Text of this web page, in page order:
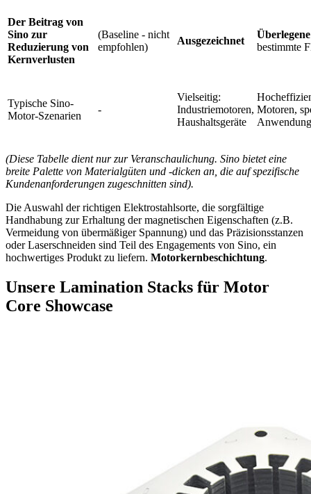
Der Beitrag von
Sino zur
Reduzierung von
Kernverlusten
(Baseline - nicht
empfohlen)
Ausgezeichnet
Überlegene
bestimmte
Typische Sino-
Motor-Szenarien
-
Vielseitig:
Industriemotoren,
Haushaltsgeräte
Motoren,
(Diese Tabelle dient nur zur Veranschaulichung. Sino bietet eine
breite Palette von Materialgüten und -dicken an, die auf spezifische
Kundenanforderungen zugeschnitten sind).
Die Auswahl der richtigen Elektrostahlsorte, die sorgfältige
Handhabung zur Erhaltung der magnetischen Eigenschaften (z.B.
Vermeidung von übermäßiger Spannung) und das Präzisionsstanzen
oder Laserschneiden sind Teil des Engagements von Sino, ein
hochwertiges Produkt zu liefern. Motorkernbeschichtung.
Unsere Lamination Stacks für Motor
Core Showcase